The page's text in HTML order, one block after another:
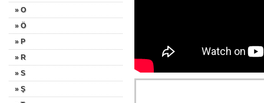
» O
» Ö
» P
» R
» S
» Ş